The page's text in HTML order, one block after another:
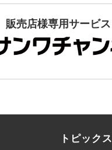
販売店様専用サービス
トピックス